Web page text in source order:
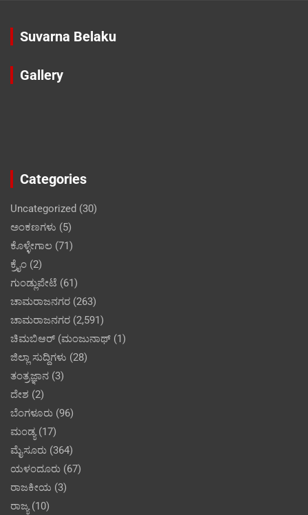
Suvarna Belaku
Gallery
Categories
Uncategorized (30)
ಅಂಕಣಗಳು (5)
ಕೊಳ್ಳೇಗಾಲ (71)
ಕ್ರೈಂ (2)
ಗುಂಡ್ಲುಪೇಟೆ (61)
ಚಾಮರಾಜನಗರ (263)
ಚಾಮರಾಜನಗರ (2,591)
ಚಿಮಬಿಆರ್ (ಮಂಜುನಾಥ್ (1)
ಜಿಲ್ಲಾ ಸುದ್ದಿಗಳು (28)
ತಂತ್ರಜ್ಞಾನ (3)
ದೇಶ (2)
ಬೆಂಗಳೂರು (96)
ಮಂಡ್ಯ(17)
ಮೈಸೂರು (364)
ಯಳಂದೂರು (67)
ರಾಜಕೀಯ (3)
ರಾಜ್ಯ(10)